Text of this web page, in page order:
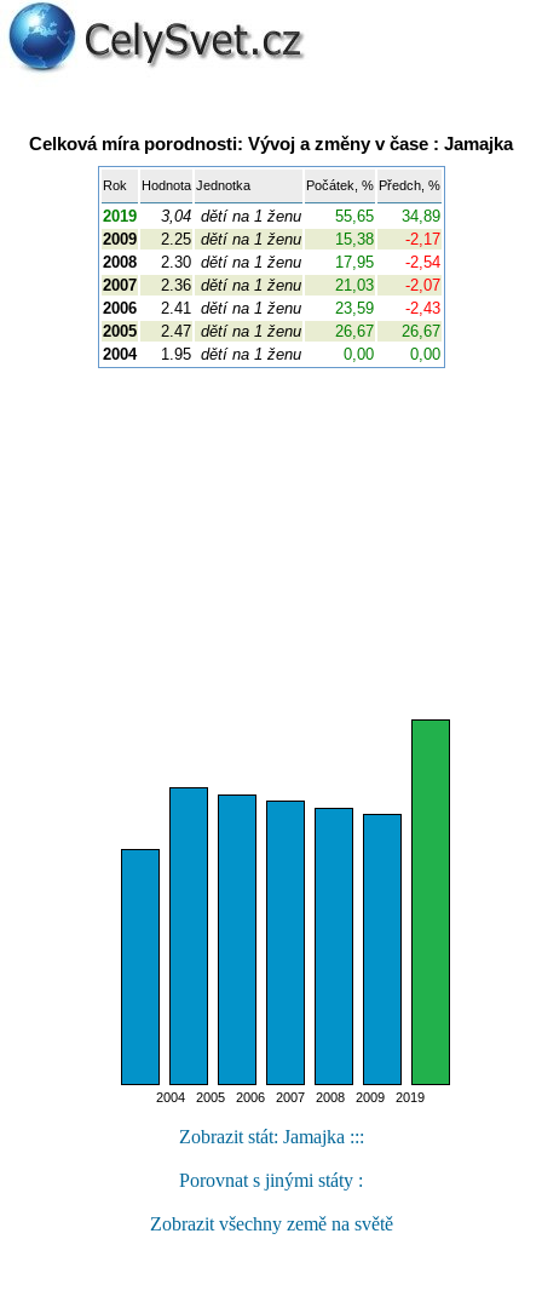
Celková míra porodnosti: Vývoj a změny v čase : Jamajka
Rok Hodnota Jednotka Počátek, % Předch, %
2019 3,04 dětí na 1 ženu 55,65
34,89
2009
2.25 dětí na 1 ženu 15,38
-2,17
2008
2.30 dětí na 1 ženu 17,95
-2,54
2007
2.36 dětí na 1 ženu 21,03
-2,07
2006
2.41 dětí na 1 ženu 23,59
-2,43
2005
2.47 dětí na 1 ženu 26,67
26,67
2004
1.95 dětí na 1 ženu 0,00 0,00
2004 2005 2006 2007 2008 2009 2019
Zobrazit stát: Jamajka :::
Porovnat s jinými státy :
Zobrazit všechny země na světě